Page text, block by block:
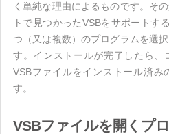
く単純な理由によるものです。そ
トで見つかったVSBをサポートす
つ（又は複数）のプログラムを選
す。インストールが完了したら、
VSBファイルをインストール済み
す。
VSBファイルを開くプ